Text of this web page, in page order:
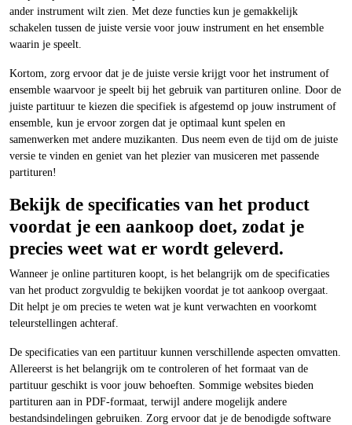
ander instrument wilt zien. Met deze functies kun je gemakkelijk
schakelen tussen de juiste versie voor jouw instrument en het ensemble
waarin je speelt.
Kortom, zorg ervoor dat je de juiste versie krijgt voor het instrument of
ensemble waarvoor je speelt bij het gebruik van partituren online. Door de
juiste partituur te kiezen die specifiek is afgestemd op jouw instrument of
ensemble, kun je ervoor zorgen dat je optimaal kunt spelen en
samenwerken met andere muzikanten. Dus neem even de tijd om de juiste
versie te vinden en geniet van het plezier van musiceren met passende
partituren!
Bekijk de specificaties van het product
voordat je een aankoop doet, zodat je
precies weet wat er wordt geleverd.
Wanneer je online partituren koopt, is het belangrijk om de specificaties
van het product zorgvuldig te bekijken voordat je tot aankoop overgaat.
Dit helpt je om precies te weten wat je kunt verwachten en voorkomt
teleurstellingen achteraf.
De specificaties van een partituur kunnen verschillende aspecten omvatten.
Allereerst is het belangrijk om te controleren of het formaat van de
partituur geschikt is voor jouw behoeften. Sommige websites bieden
partituren aan in PDF-formaat, terwijl andere mogelijk andere
bestandsindelingen gebruiken. Zorg ervoor dat je de benodigde software